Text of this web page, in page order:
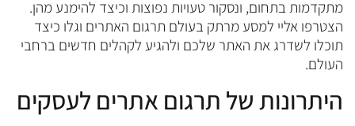
מתקדמות בתחום, ונסקור טעויות נפוצות וכיצד להימנע מהן.
הצטרפו אליי למסע מרתק בעולם תרגום האתרים וגלו כיצד
תוכלו לשדרג את האתר שלכם ולהגיע לקהלים חדשים ברחבי
העולם.
היתרונות של תרגום אתרים לעסקים